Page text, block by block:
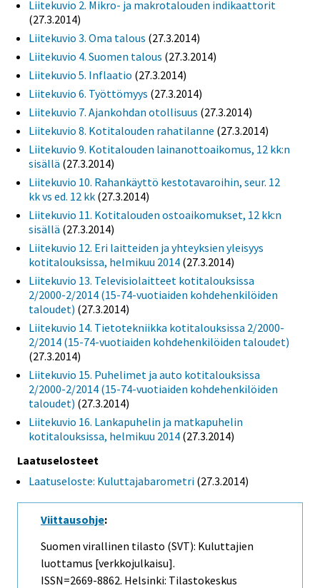
Liitekuvio 2. Mikro- ja makrotalouden indikaattorit
(27.3.2014)
Liitekuvio 3. Oma talous (27.3.2014)
Liitekuvio 4. Suomen talous (27.3.2014)
Liitekuvio 5. Inflaatio (27.3.2014)
Liitekuvio 6. Työttömyys (27.3.2014)
Liitekuvio 7. Ajankohdan otollisuus (27.3.2014)
Liitekuvio 8. Kotitalouden rahatilanne (27.3.2014)
Liitekuvio 9. Kotitalouden lainanottoaikomus, 12 kk:n
sisällä (27.3.2014)
Liitekuvio 10. Rahankäyttö kestotavaroihin, seur. 12
kk vs ed. 12 kk (27.3.2014)
Liitekuvio 11. Kotitalouden ostoaikomukset, 12 kk:n
sisällä (27.3.2014)
Liitekuvio 12. Eri laitteiden ja yhteyksien yleisyys
kotitalouksissa, helmikuu 2014 (27.3.2014)
Liitekuvio 13. Televisiolaitteet kotitalouksissa
2/2000-2/2014 (15-74-vuotiaiden kohdehenkilöiden
taloudet) (27.3.2014)
Liitekuvio 14. Tietotekniikka kotitalouksissa 2/2000-
2/2014 (15-74-vuotiaiden kohdehenkilöiden taloudet)
(27.3.2014)
Liitekuvio 15. Puhelimet ja auto kotitalouksissa
2/2000-2/2014 (15-74-vuotiaiden kohdehenkilöiden
taloudet) (27.3.2014)
Liitekuvio 16. Lankapuhelin ja matkapuhelin
kotitalouksissa, helmikuu 2014 (27.3.2014)
Laatuselosteet
Laatuseloste: Kuluttajabarometri (27.3.2014)
Viittausohje:
Suomen virallinen tilasto (SVT): Kuluttajien
luottamus [verkkojulkaisu].
ISSN=2669-8862. Helsinki: Tilastokeskus